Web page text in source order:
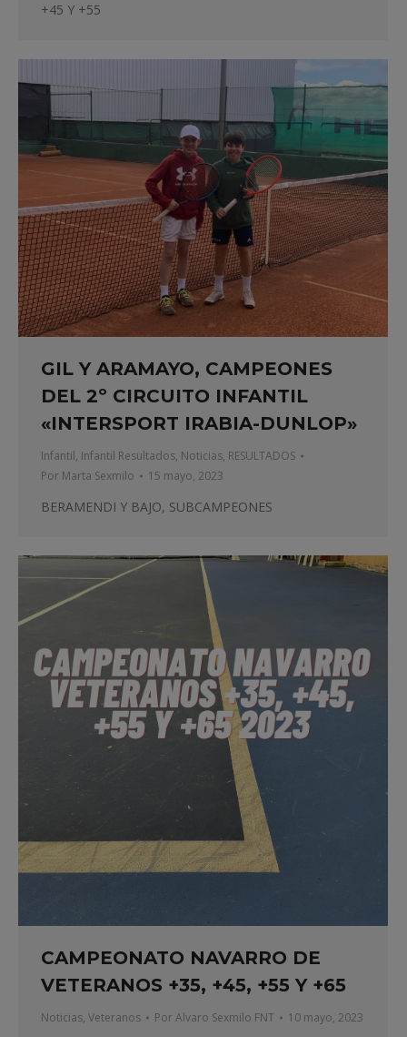
+45 Y +55
GIL Y ARAMAYO, CAMPEONES
DEL 2º CIRCUITO INFANTIL
«INTERSPORT IRABIA-DUNLOP»
Infantil, Infantil Resultados, Noticias, RESULTADOS
Por Marta Sexmilo 15 mayo, 2023
BERAMENDI Y BAJO, SUBCAMPEONES
CAMPEONATO NAVARRO DE
VETERANOS +35, +45, +55 Y +65
Noticias, Veteranos PorAlvaro Sexmilo FNT 10 mayo, 2023